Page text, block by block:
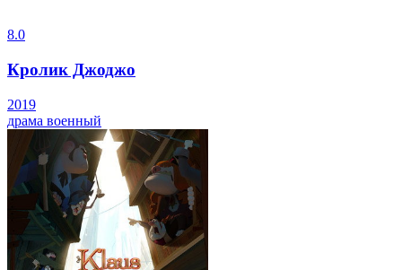
8.0
Кролик Джоджо
2019
драма военный